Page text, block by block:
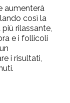
aumenterà
così la
più rilassante,
e i follicoli
i risultati,